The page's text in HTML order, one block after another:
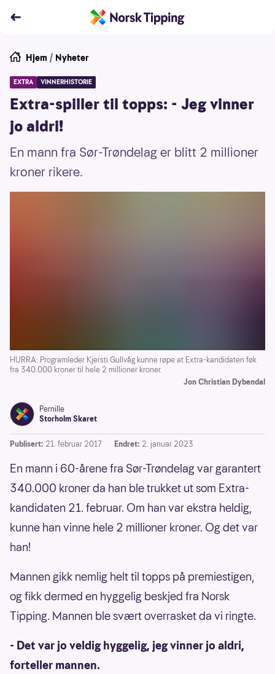
Hjem / Nyheter
EXTRA VINNERHISTORIE
Extra-spiller til topps: - Jeg vinner
jo aldri!
En mann fra Sør-Trøndelag er blitt 2 millioner
kroner rikere.
HURRA: Programleder Kjersti Gullvåg kunne røpe at Extra-kandidaten føk
fra 340.000 kroner til hele 2 millioner kroner.
Jon Christian Dybendal
Pernille
Storholm Skaret
Publisert: 21. februar 2017 Endret: 2. januar 2023
En mann i 60-årene fra Sør-Trøndelag var garantert
340.000 kroner da han ble trukket ut som Extra-
kandidaten 21. februar. Om han var ekstra heldig,
kunne han vinne hele 2 millioner kroner. Og det var
han!
Mannen gikk nemlig helt til topps på premiestigen,
og fikk dermed en hyggelig beskjed fra Norsk
Tipping. Mannen ble svært overrasket da vi ringte.
- Det var jo veldig hyggelig, jeg vinner jo aldri,
forteller mannen.